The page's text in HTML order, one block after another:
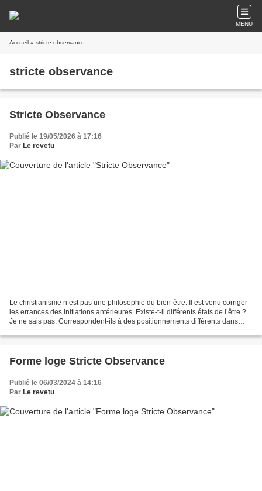
MENU
Accueil » stricte observance
stricte observance
Stricte Observance
Publié le 19/05/2026 à 17:16
Par Le revetu
Le christianisme n’est pas une philosophie du bien-être. Il est venu corriger
les errances des initiations antérieures. Existe-t-il différents états de l’être ?
Je ne sais pas. Correspondent-ils à des positionnements différents dans
Forme loge Stricte Observance
Publié le 06/03/2024 à 14:16
Par Le revetu